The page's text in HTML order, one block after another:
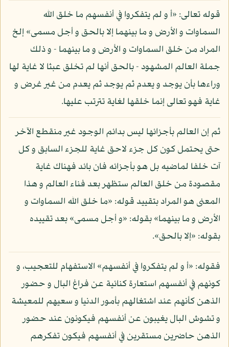
قوله تعالى: «أ و لم يتفكروا في أنفسهم ما خلق الله
السماوات و الأرض و ما بينهما إلا بالحق و أجل مسمى» إلخ
المراد من خلق السماوات و الأرض و ما بينهما - و ذلك
جملة العالم المشهود - بالحق أنها لم تخلق عبثا لا غاية لها
وراءها بأن يوجد و يعدم ثم يوجد ثم يعدم من غير غرض و
غاية فهو تعالى إنما خلقها لغاية تترتب عليها.
ثم إن العالم بأجزائها ليس بدائم الوجود غير منقطع الآخر
حتى يحتمل كون كل جزء لاحق غاية للجزء السابق و كل
آت خلفا لماضيه بل هو بأجزائه فان بائد فهناك غاية
مقصودة من خلق العالم ستظهر بعد فناء العالم و هذا
المعنى هو المراد بتقييد قوله: «ما خلق الله السماوات و
الأرض و ما بينهما» بقوله: «و أجل مسمى» بعد تقييده
بقوله: «إلا بالحق».
فقوله: «أ و لم يتفكروا في أنفسهم» الاستفهام للتعجيب، و
كونهم في أنفسهم استعارة كنائية عن فراغ البال و حضور
الذهن كأنهم عند اشتغالهم بأمور الدنيا و سعيهم للمعيشة
و تشوش البال يغيبون عن أنفسهم فيكونون عند حضور
الذهن حاضرين مستقرين في أنفسهم فيكون تفكرهم